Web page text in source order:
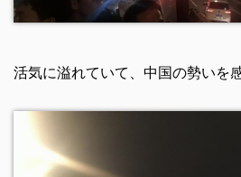
活気に溢れていて、中国の勢いを